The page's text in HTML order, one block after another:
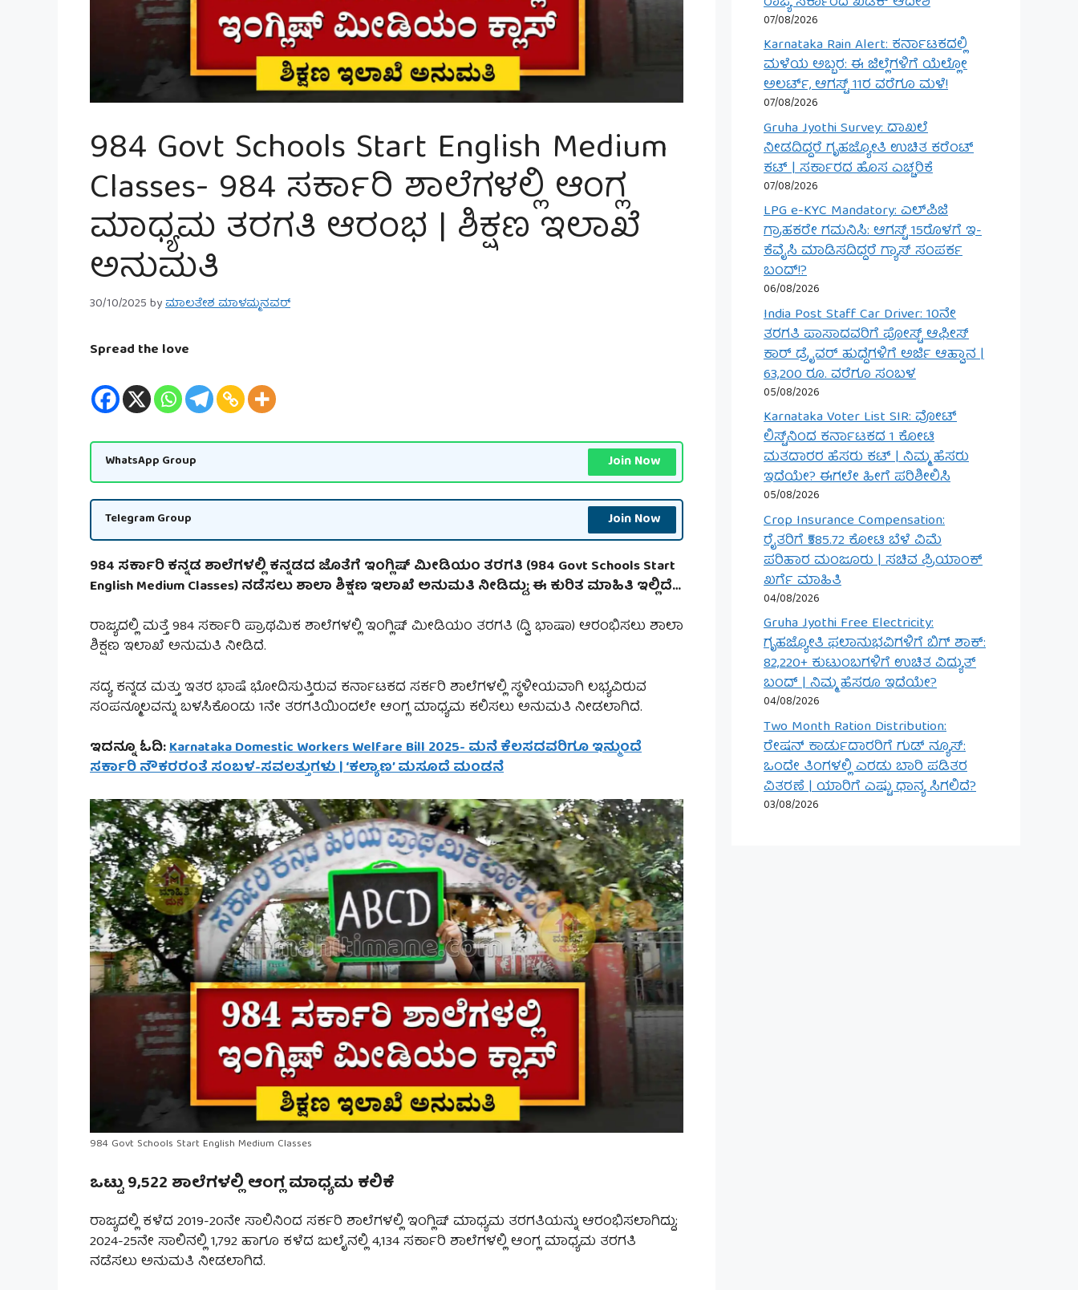
984 Govt Schools Start English Medium
Classes- 984 ಸರ್ಕಾರಿ ಶಾಲೆಗಳಲ್ಲಿ ಆಂಗ್ಲ
ಮಾಧ್ಯಮ ತರಗತಿ ಆರಂಭ | ಶಿಕ್ಷಣ ಇಲಾಖೆ
ಅನುಮತಿ
30/10/2025byಮಾಲತೇಶ ಮಾಳಮ್ಮನವರ್
Spread the love
WhatsApp Group Join Now
Telegram Group Join Now
984 ಸರ್ಕಾರಿ ಕನ್ನಡ ಶಾಲೆಗಳಲ್ಲಿ ಕನ್ನಡದ ಜೊತೆಗೆ ಇಂಗ್ಲಿಷ್ ಮೀಡಿಯಂ ತರಗತಿ (984 Govt Schools Start
English Medium Classes) ನಡೆಸಲು ಶಾಲಾ ಶಿಕ್ಷಣ ಇಲಾಖೆ ಅನುಮತಿ ನೀಡಿದ್ದು; ಈ ಕುರಿತ ಮಾಹಿತಿ ಇಲ್ಲಿದೆ…
ರಾಜ್ಯದಲ್ಲಿ ಮತ್ತೆ 984 ಸರ್ಕಾರಿ ಪ್ರಾಥಮಿಕ ಶಾಲೆಗಳಲ್ಲಿ ಇಂಗ್ಲಿಷ್ ಮೀಡಿಯಂ ತರಗತಿ (ದ್ವಿ ಭಾಷಾ) ಆರಂಭಿಸಲು ಶಾಲಾ
ಶಿಕ್ಷಣ ಇಲಾಖೆ ಅನುಮತಿ ನೀಡಿದೆ.
ಸದ್ಯ ಕನ್ನಡ ಮತ್ತು ಇತರ ಭಾಷೆ ಭೋದಿಸುತ್ತಿರುವ ಕರ್ನಾಟಕದ ಸರ್ಕರಿ ಶಾಲೆಗಳಲ್ಲಿ ಸ್ಥಳೀಯವಾಗಿ ಲಭ್ಯವಿರುವ
ಸಂಪನ್ಮೂಲವನ್ನು ಬಳಸಿಕೊಂಡು 1ನೇ ತರಗತಿಯಿಂದಲೇ ಆಂಗ್ಲ ಮಾಧ್ಯಮ ಕಲಿಸಲು ಅನುಮತಿ ನೀಡಲಾಗಿದೆ.
ಇದನ್ನೂ ಓದಿ:Karnataka Domestic Workers Welfare Bill 2025- ಮನೆ ಕೆಲಸದವರಿಗೂ ಇನ್ಮುಂದೆ
ಸರ್ಕಾರಿ ನೌಕರರಂತೆ ಸಂಬಳ-ಸವಲತ್ತುಗಳು | ‘ಕಲ್ಯಾಣ’ ಮಸೂದೆ ಮಂಡನೆ
984 Govt Schools Start English Medium Classes
ಒಟ್ಟು 9,522 ಶಾಲೆಗಳಲ್ಲಿ ಆಂಗ್ಲ ಮಾಧ್ಯಮ ಕಲಿಕೆ
ರಾಜ್ಯದಲ್ಲಿ ಕಳೆದ 2019-20ನೇ ಸಾಲಿನಿಂದ ಸರ್ಕರಿ ಶಾಲೆಗಳಲ್ಲಿ ಇಂಗ್ಲಿಷ್ ಮಾಧ್ಯಮ ತರಗತಿಯನ್ನು ಆರಂಭಿಸಲಾಗಿದ್ದು;
2024-25ನೇ ಸಾಲಿನಲ್ಲಿ 1,792 ಹಾಗೂ ಕಳೆದ ಜುಲೈನಲ್ಲಿ 4,134 ಸರ್ಕಾರಿ ಶಾಲೆಗಳಲ್ಲಿ ಆಂಗ್ಲ ಮಾಧ್ಯಮ ತರಗತಿ
ನಡೆಸಲು ಅನುಮತಿ ನೀಡಲಾಗಿದೆ.
07/08/2026
Karnataka Rain Alert: ಕರ್ನಾಟಕದಲ್ಲಿ
ಮಳೆಯ ಅಬ್ಬರ: ಈ ಜಿಲ್ಲೆಗಳಿಗೆ ಯೆಲ್ಲೋ
ಅಲರ್ಟ್, ಆಗಸ್ಟ್ 11ರ ವರೆಗೂ ಮಳೆ!
07/08/2026
Gruha Jyothi Survey: ದಾಖಲೆ
ನೀಡದಿದ್ದರೆ ಗೃಹಜ್ಯೋತಿ ಉಚಿತ ಕರೆಂಟ್
ಕಟ್ | ಸರ್ಕಾರದ ಹೊಸ ಎಚ್ಚರಿಕೆ
07/08/2026
LPG e-KYC Mandatory: ಎಲ್‌ಪಿಜಿ
ಗ್ರಾಹಕರೇ ಗಮನಿಸಿ: ಆಗಸ್ಟ್ 15ರೊಳಗೆ ಇ-
ಕೆವೈಸಿ ಮಾಡಿಸದಿದ್ದರೆ ಗ್ಯಾಸ್ ಸಂಪರ್ಕ
ಬಂದ್!?
06/08/2026
India Post Staff Car Driver: 10ನೇ
ತರಗತಿ ಪಾಸಾದವರಿಗೆ ಪೋಸ್ಟ್ ಆಫೀಸ್
ಕಾರ್ ಡ್ರೈವರ್ ಹುದ್ದೆಗಳಿಗೆ ಅರ್ಜಿ ಆಹ್ವಾನ |
63,200 ರೂ. ವರೆಗೂ ಸಂಬಳ
05/08/2026
Karnataka Voter List SIR: ವೋಟ್
ಲಿಸ್ಟ್‌ನಿಂದ ಕರ್ನಾಟಕದ 1 ಕೋಟಿ
ಮತದಾರರ ಹೆಸರು ಕಟ್ | ನಿಮ್ಮ ಹೆಸರು
ಇದೆಯೇ? ಈಗಲೇ ಹೀಗೆ ಪರಿಶೀಲಿಸಿ
05/08/2026
Crop Insurance Compensation:
ರೈತರಿಗೆ ₹585.72 ಕೋಟಿ ಬೆಳೆ ವಿಮೆ
ಪರಿಹಾರ ಮಂಜೂರು | ಸಚಿವ ಪ್ರಿಯಾಂಕ್
ಖರ್ಗೆ ಮಾಹಿತಿ
04/08/2026
Gruha Jyothi Free Electricity:
ಗೃಹಜ್ಯೋತಿ ಫಲಾನುಭವಿಗಳಿಗೆ ಬಿಗ್ ಶಾಕ್:
82,220+ ಕುಟುಂಬಗಳಿಗೆ ಉಚಿತ ವಿದ್ಯುತ್
ಬಂದ್ | ನಿಮ್ಮ ಹೆಸರೂ ಇದೆಯೇ?
04/08/2026
Two Month Ration Distribution:
ರೇಷನ್ ಕಾರ್ಡುದಾರರಿಗೆ ಗುಡ್ ನ್ಯೂಸ್:
ಒಂದೇ ತಿಂಗಳಲ್ಲಿ ಎರಡು ಬಾರಿ ಪಡಿತರ
ವಿತರಣೆ | ಯಾರಿಗೆ ಎಷ್ಟು ಧಾನ್ಯ ಸಿಗಲಿದೆ?
03/08/2026